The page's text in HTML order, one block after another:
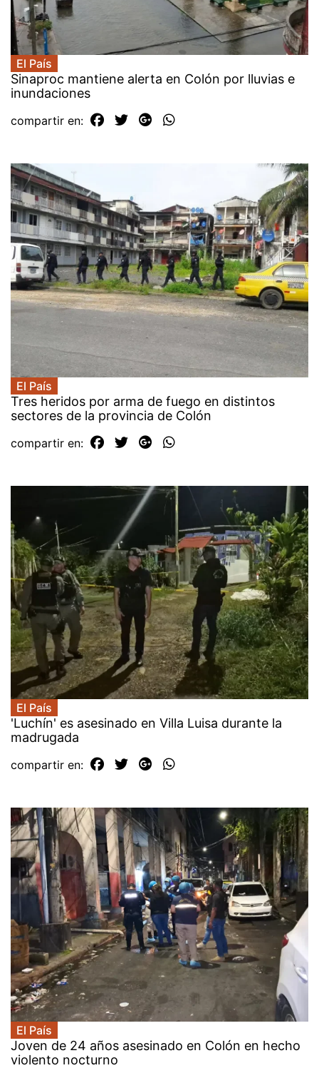
El País
Sinaproc mantiene alerta en Colón por lluvias e
inundaciones
compartir en:
El País
Tres heridos por arma de fuego en distintos
sectores de la provincia de Colón
compartir en:
El País
'Luchín' es asesinado en Villa Luisa durante la
madrugada
compartir en:
El País
Joven de 24 años asesinado en Colón en hecho
violento nocturno